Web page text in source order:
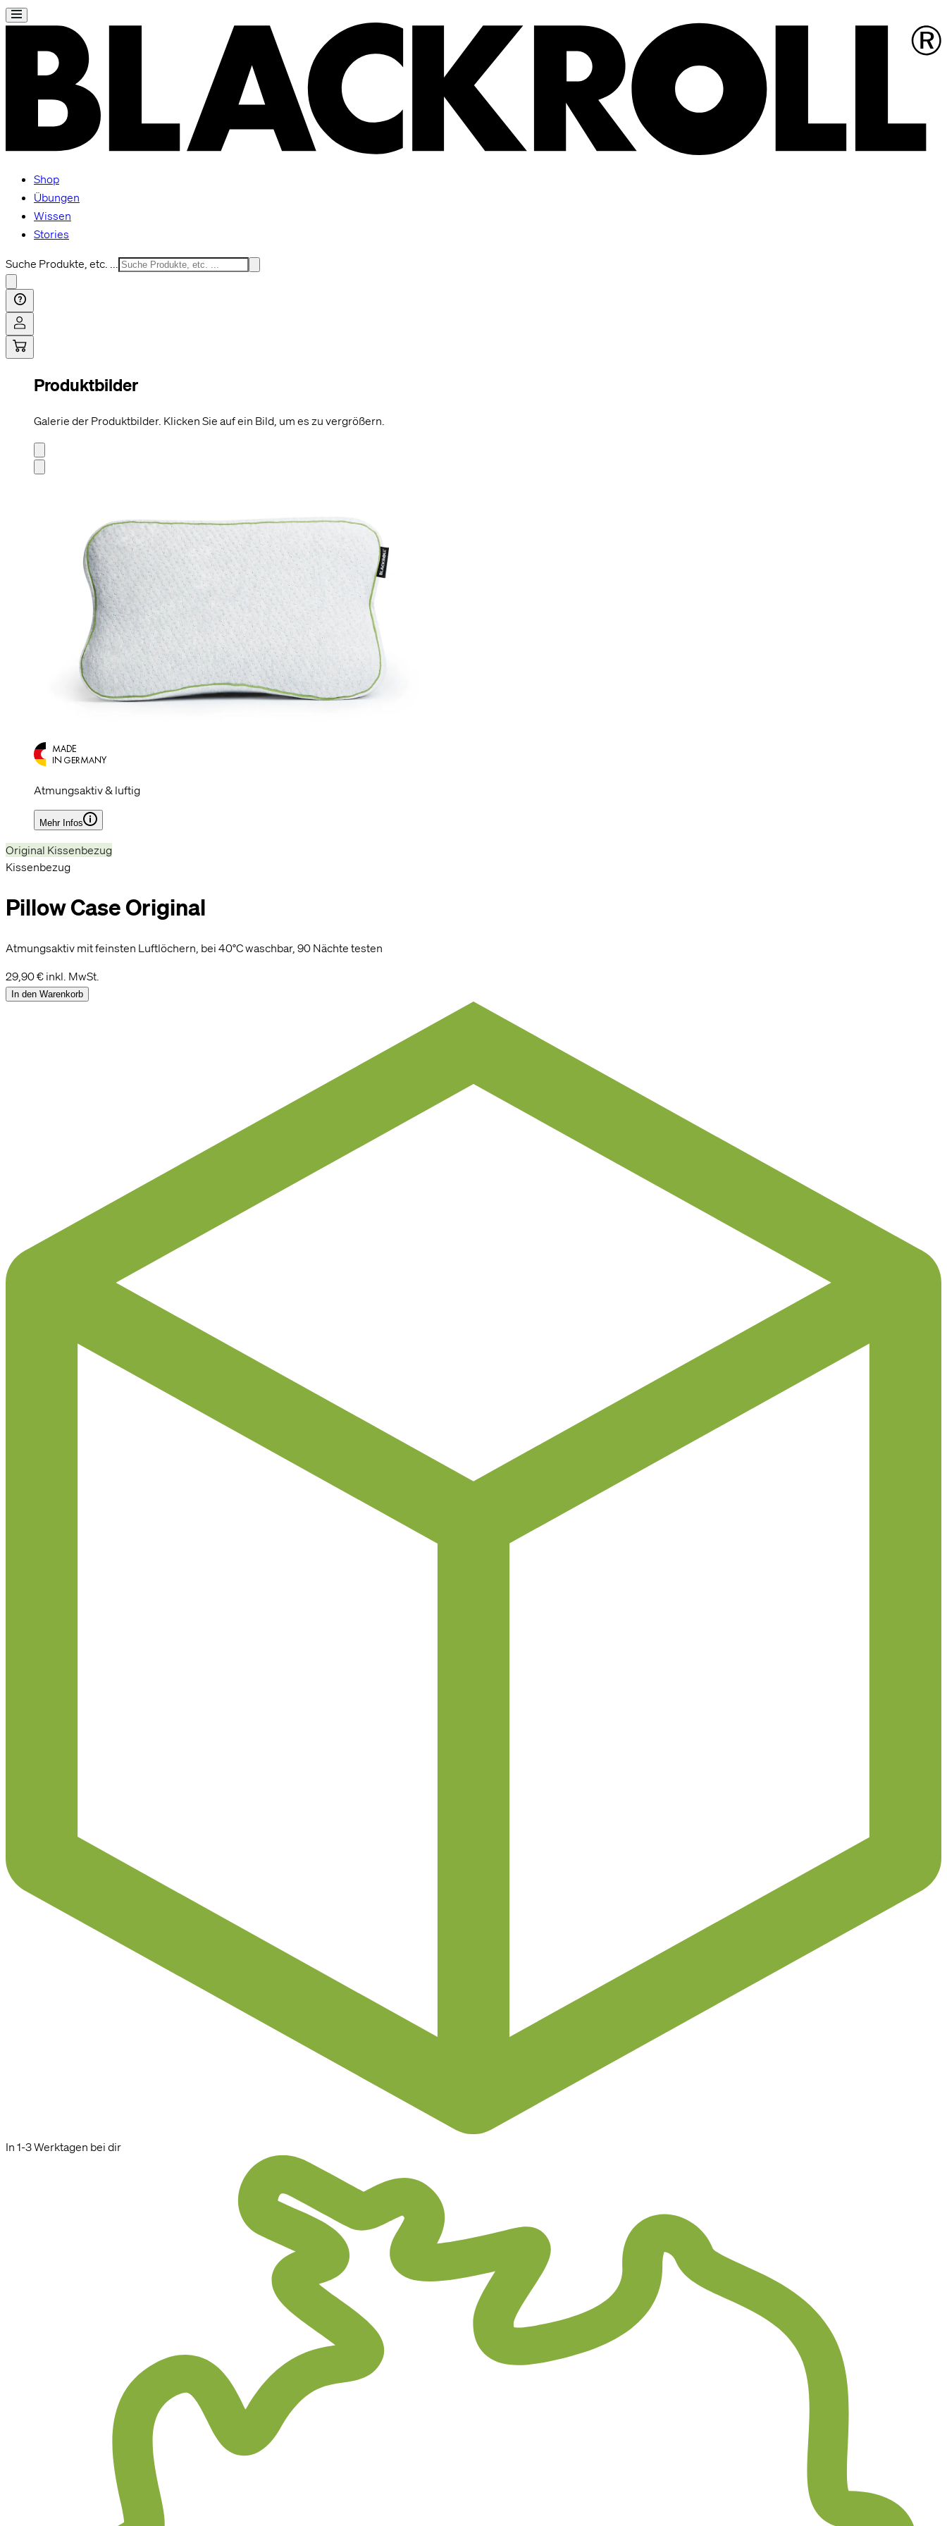
Shop
Übungen
Wissen
Stories
Suche Produkte, etc. ...
Produktbilder
Galerie der Produktbilder. Klicken Sie auf ein Bild, um es zu vergrößern.
Atmungsaktiv & luftig
Mehr Infos
Original Kissenbezug
Kissenbezug
Pillow Case Original
Atmungsaktiv mit feinsten Luftlöchern, bei 40°C waschbar, 90 Nächte testen
29,90 € inkl. MwSt.
In den Warenkorb
In 1-3 Werktagen bei dir
möglich zu gestalten. Ausserdem helfen sie uns dabei, dir Werbung zu zeigen, die dir nicht auf die Nerven geht, wie
beispielsweise personalisierte Anzeigen.